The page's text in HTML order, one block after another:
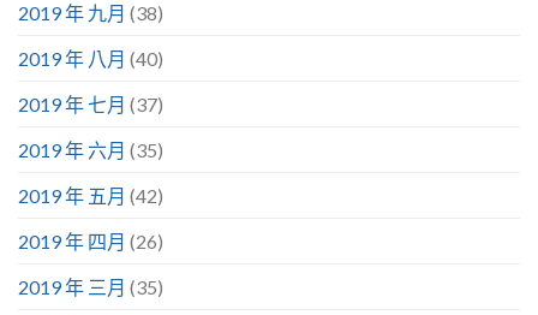
2019 年 九月 (38)
2019 年 八月 (40)
2019 年 七月 (37)
2019 年 六月 (35)
2019 年 五月 (42)
2019 年 四月 (26)
2019 年 三月 (35)